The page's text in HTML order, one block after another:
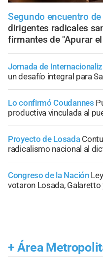
Segundo encuentro
dirigentes radicales
firmantes de "Apurar
Jornada de
un desafío integral para
Lo confirmó Coudannes
productiva vinculada al
Proyecto de Losada
radicalismo nacional al
Congreso de la Nación
votaron Losada,
+ Área